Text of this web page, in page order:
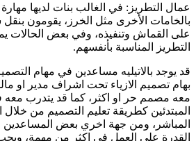
عمال التطريز: في الغالب بنات لديها
بالخامات الأخرى مثل الخرز، يقومون
على القماش وتنفيذه، وفي بعض الحالات
التطريز المناسبة بأنفسهم.
قد يوجد بالاتيليه مساعدين في مهام
بهام تصميم الازياء تحت اشراف مدير او
معه مصمم حر او اكثر، كما قد يتدرب معه
المبتدئين كطريقة تعليم التصميم من خلال
المباشر، ومن جهة اخري بعض المساعدين
القدرة علي العمل في اكثر من مهمة، ويجب